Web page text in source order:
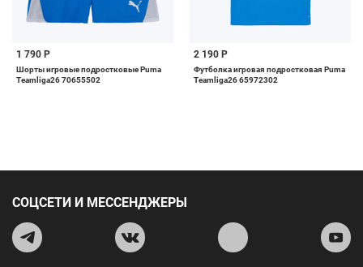
1 790 Р
Шорты игровые подростковые Puma
Teamliga26 70655502
2 190 Р
Футболка игровая подростковая Puma
Teamliga26 65972302
СОЦСЕТИ И МЕССЕНДЖЕРЫ